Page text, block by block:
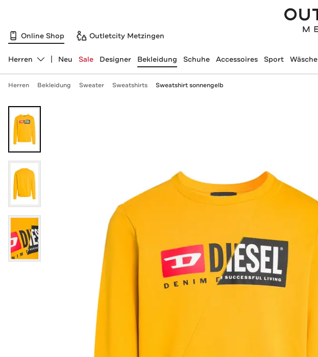
Online Shop Outletcity Metzingen
Abteilung ändern, ausgewählt:
Herren Neu Sale Designer Bekleidung Schuhe Accessoires Sport Wäsche
Herren Bekleidung Sweater Sweatshirts Sweatshirt sonnengelb